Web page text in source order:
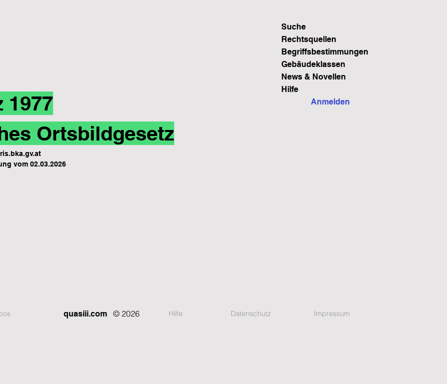
Anmelden
Ortsbildgesetz
1977
vom 02.03.2026
Suche
Rechtsquellen
Begriffsbestimmungen
Gebäudeklassen
News & Novellen
Hilfe
quasiii.com © 2026 Impressum
Datenschutz
Hilfe